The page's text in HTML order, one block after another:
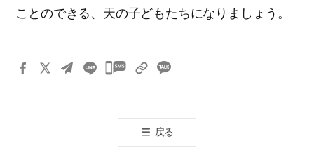
ことのできる、天の子どもたちになりましょう。
카
톡
공
戻る